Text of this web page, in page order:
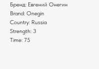
Бренд: Евгений Онегин
Brand: Onegin
Country: Russia
Strength: 3
Time: 75